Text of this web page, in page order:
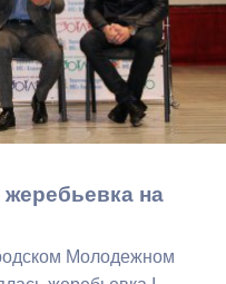
на
Молодежном